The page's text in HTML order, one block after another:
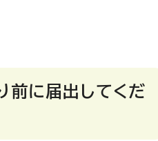
前に届出してくだ